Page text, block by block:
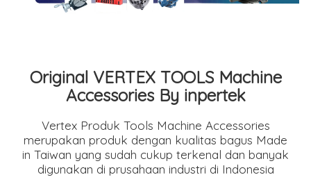
Original VERTEX TOOLS Machine
Accessories By inpertek
Vertex Produk Tools Machine Accessories
merupakan produk dengan kualitas bagus Made
in Taiwan yang sudah cukup terkenal dan banyak
digunakan di prusahaan industri di Indonesia